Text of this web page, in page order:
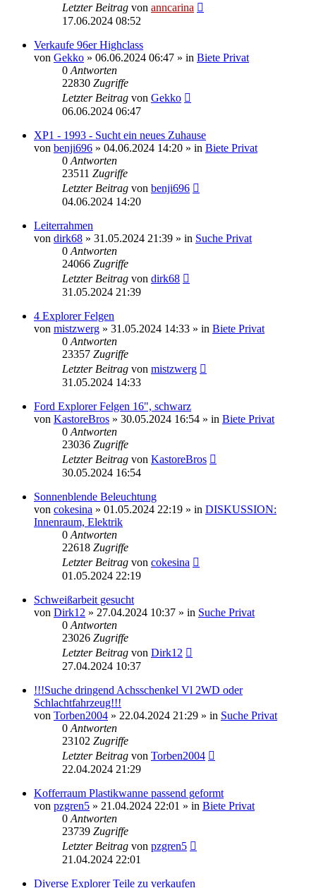
Letzter Beitrag von anncarina
17.06.2024 08:52
Verkaufe 96er Highclass
von Gekko » 06.06.2024 06:47 » in Biete Privat
0 Antworten
22830 Zugriffe
Letzter Beitrag von Gekko
06.06.2024 06:47
XP1 - 1993 - Sucht ein neues Zuhause
von benji696 » 04.06.2024 14:20 » in Biete Privat
0 Antworten
23511 Zugriffe
Letzter Beitrag von benji696
04.06.2024 14:20
Leiterrahmen
von dirk68 » 31.05.2024 21:39 » in Suche Privat
0 Antworten
24066 Zugriffe
Letzter Beitrag von dirk68
31.05.2024 21:39
4 Explorer Felgen
von mistzwerg » 31.05.2024 14:33 » in Biete Privat
0 Antworten
23357 Zugriffe
Letzter Beitrag von mistzwerg
31.05.2024 14:33
Ford Explorer Felgen 16", schwarz
von KastoreBros » 30.05.2024 16:54 » in Biete Privat
0 Antworten
23036 Zugriffe
Letzter Beitrag von KastoreBros
30.05.2024 16:54
Sonnenblende Beleuchtung
von cokesina » 01.05.2024 22:19 » in DISKUSSION:
Innenraum, Elektrik
0 Antworten
22618 Zugriffe
Letzter Beitrag von cokesina
01.05.2024 22:19
Schweißarbeit gesucht
von Dirk12 » 27.04.2024 10:37 » in Suche Privat
0 Antworten
23026 Zugriffe
Letzter Beitrag von Dirk12
27.04.2024 10:37
!!!Suche dringend Achsschenkel Vl 2WD oder
Schlachtfahrzeug!!!
von Torben2004 » 22.04.2024 21:29 » in Suche Privat
0 Antworten
23102 Zugriffe
Letzter Beitrag von Torben2004
22.04.2024 21:29
Kofferraum Plastikwanne passend geformt
von pzgren5 » 21.04.2024 22:01 » in Biete Privat
0 Antworten
23739 Zugriffe
Letzter Beitrag von pzgren5
21.04.2024 22:01
Diverse Explorer Teile zu verkaufen